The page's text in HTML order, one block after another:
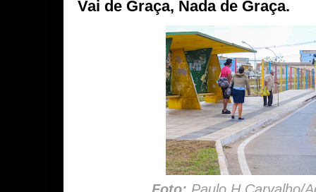
Vai de Graça, Nada de Graça.